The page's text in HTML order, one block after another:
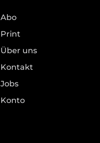
Abo
Print
Über uns
Kontakt
Jobs
Konto